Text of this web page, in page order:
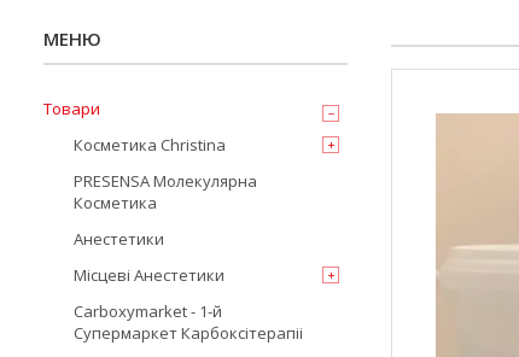
Товари
Косметика Christina
PRESENSA Молекулярна
Косметика
Анестетики
Місцеві Анестетики
Carboxymarket - 1-й
Супермаркет Карбоксітерапіі